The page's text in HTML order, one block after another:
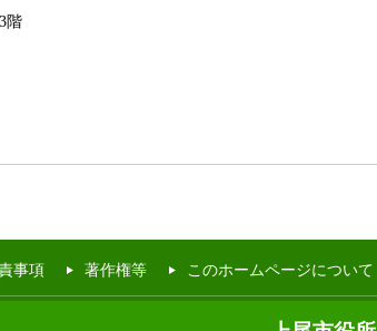
階
事項 著作権等 このホームページについて